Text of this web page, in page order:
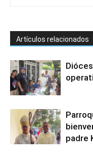
Artículos relacionados
padre